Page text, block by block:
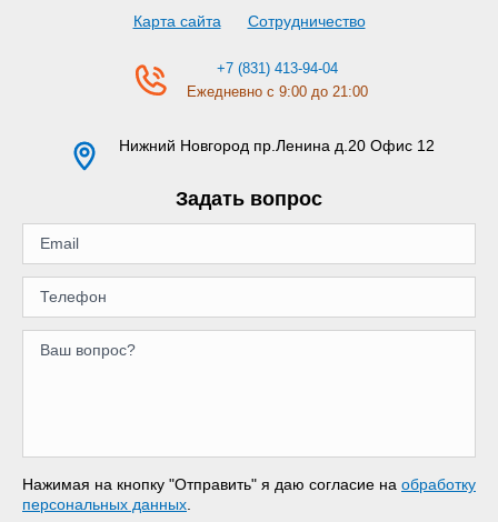
Карта сайта
Сотрудничество
+7 (831) 413-94-04
Ежедневно с 9:00 до 21:00
Нижний Новгород пр.Ленина д.20 Офис 12
Задать вопрос
Нажимая на кнопку "Отправить" я даю согласие на обработку
персональных данных